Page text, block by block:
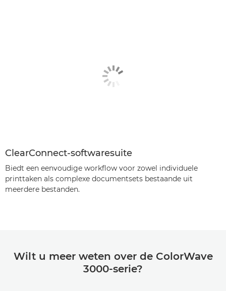
ClearConnect-softwaresuite
Biedt een eenvoudige workflow voor zowel individuele
printtaken als complexe documentsets bestaande uit
meerdere bestanden.
Wilt u meer weten over de ColorWave
3000-serie?